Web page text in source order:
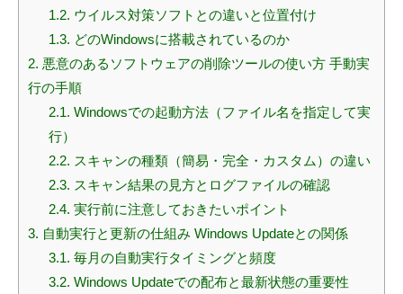
1.2. ウイルス対策ソフトとの違いと位置付け
1.3. どのWindowsに搭載されているのか
2. 悪意のあるソフトウェアの削除ツールの使い方 手動実
行の手順
2.1. Windowsでの起動方法（ファイル名を指定して実
行）
2.2. スキャンの種類（簡易・完全・カスタム）の違い
2.3. スキャン結果の見方とログファイルの確認
2.4. 実行前に注意しておきたいポイント
3. 自動実行と更新の仕組み Windows Updateとの関係
3.1. 毎月の自動実行タイミングと頻度
3.2. Windows Updateでの配布と最新状態の重要性